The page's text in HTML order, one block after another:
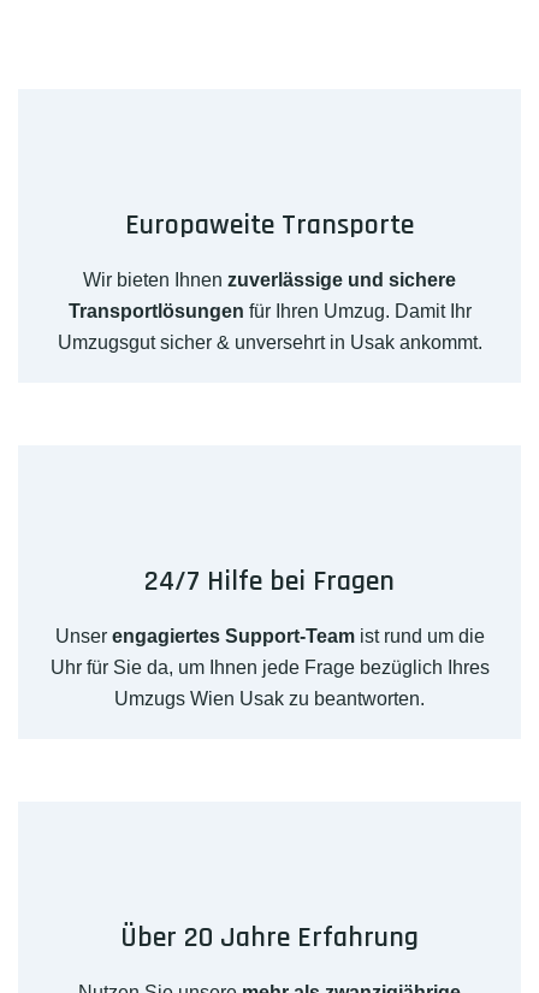
Europaweite Transporte
Wir bieten Ihnen zuverlässige und sichere
Transportlösungen für Ihren Umzug. Damit Ihr
Umzugsgut sicher & unversehrt in Usak ankommt.
24/7 Hilfe bei Fragen
Unser engagiertes Support-Teamist rund um die
Uhr für Sie da, um Ihnen jede Frage bezüglich Ihres
Umzugs Wien Usak zu beantworten.
Über 20 Jahre Erfahrung